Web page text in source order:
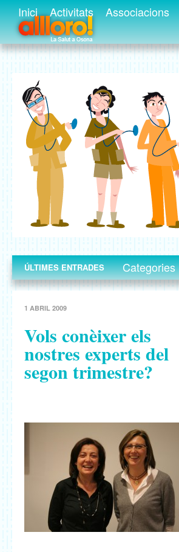
Inici Activitats Associacions
ÚLTIMES ENTRADES Categories
1 ABRIL 2009
Vols conèixer els
nostres experts del
segon trimestre?